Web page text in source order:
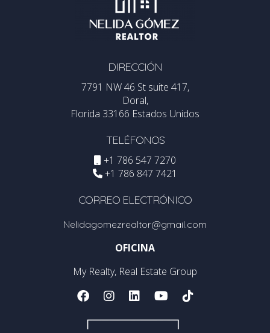
DIRECCIÓN
7791 NW 46 St suite 417,
Doral,
Florida 33166 Estados Unidos
TELÉFONOS
+1 786 547 7270
+1 786 847 7421
CORREO ELECTRÓNICO
Nelidagomezrealtor@gmail.com
OFICINA
My Realty, Real Estate Group